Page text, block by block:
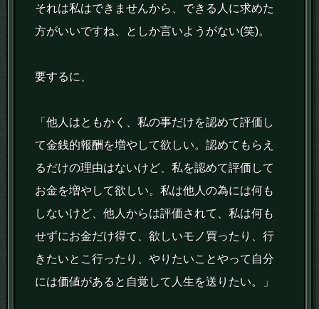
それは私はできませんから、できる人に求めた
方がいいですね、としか言いようがない(笑)。
要するに、
「他人はともかく、私の事だけを認めて評価し
て金銭的報酬を増やして欲しい。認めてもらえ
るだけの理由はないけど、私を認めて評価して
お金を増やして欲しい。私は他人の為には何も
しないけど、他人からは評価されて、私は何も
せずにお金だけ得て、欲しいモノ買ったり、行
きたいとこ行ったり、やりたいことやって自分
には価値があると自覚して人生を送りたい。」